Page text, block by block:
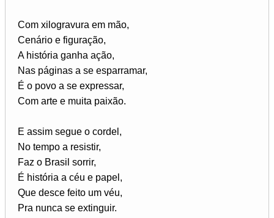
Com xilogravura em mão,
Cenário e figuração,
A história ganha ação,
Nas páginas a se esparramar,
É o povo a se expressar,
Com arte e muita paixão.
E assim segue o cordel,
No tempo a resistir,
Faz o Brasil sorrir,
É história a céu e papel,
Que desce feito um véu,
Pra nunca se extinguir.